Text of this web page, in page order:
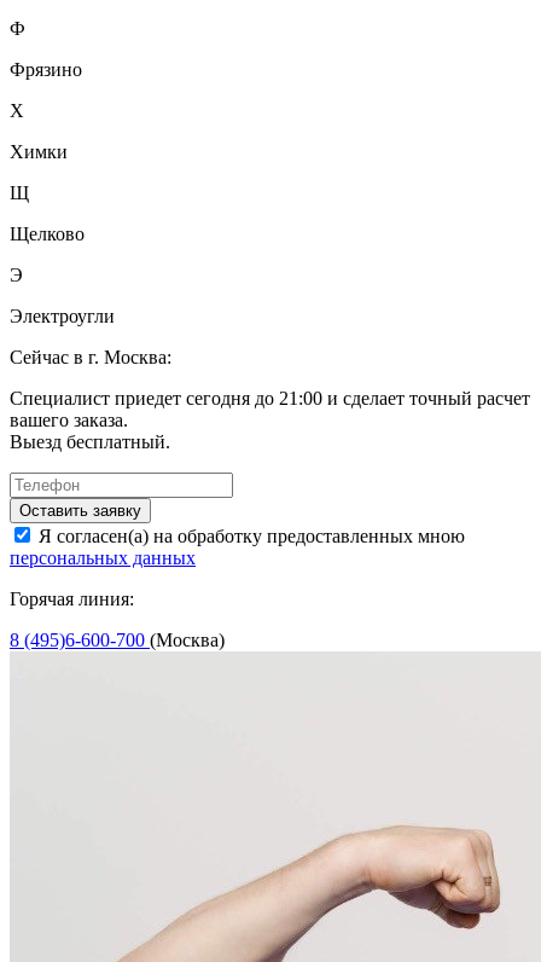
Ф
Фрязино
Х
Химки
Щ
Щелково
Э
Электроугли
Сейчас в г. Москва:
Специалист приедет сегодня до 21:00 и сделает точный расчет
вашего заказа.
Выезд бесплатный.
Оставить заявку
Я согласен(а) на обработку предоставленных мною
персональных данных
Горячая линия:
8 (495)6-600-700 (Москва)